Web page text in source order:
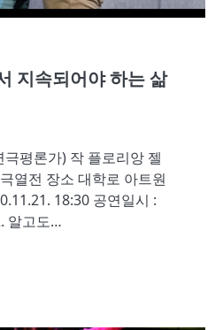
지속되어야 하는 삶
평론가) 작 플로리앙 젤
열전 장소 대학로 아트원
18:30 공연일시 :
알고도…